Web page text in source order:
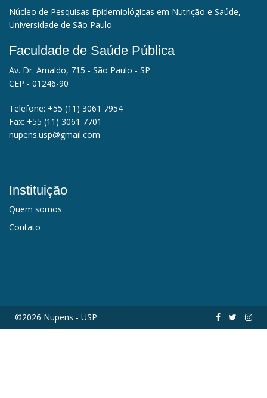
Núcleo de Pesquisas Epidemiológicas em Nutrição e Saúde,
Universidade de São Paulo
Faculdade de Saúde Pública
Av. Dr. Arnaldo, 715 - São Paulo - SP
CEP - 01246-90
Telefone: +55 (11) 3061 7954
Fax: +55 (11) 3061 7701
nupens.usp@gmail.com
Instituição
Quem somos
Contato
©2026 Nupens - USP